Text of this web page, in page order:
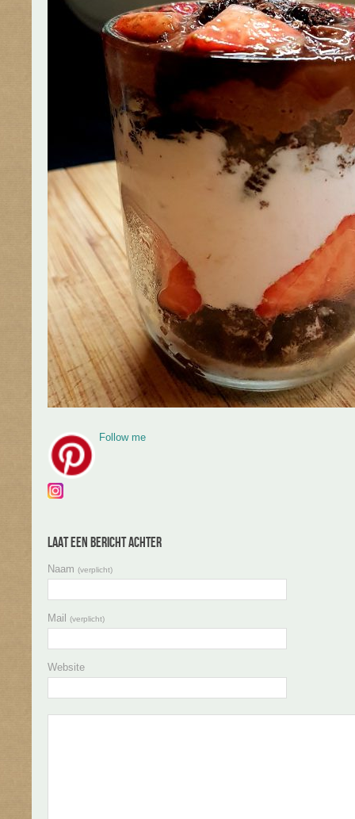
Follow me
Laat een bericht achter
Naam (verplicht)
Mail (verplicht)
Website